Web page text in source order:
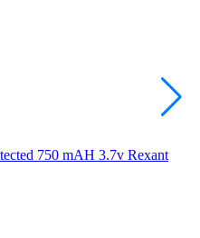
750 mAH 3.7v Rexant